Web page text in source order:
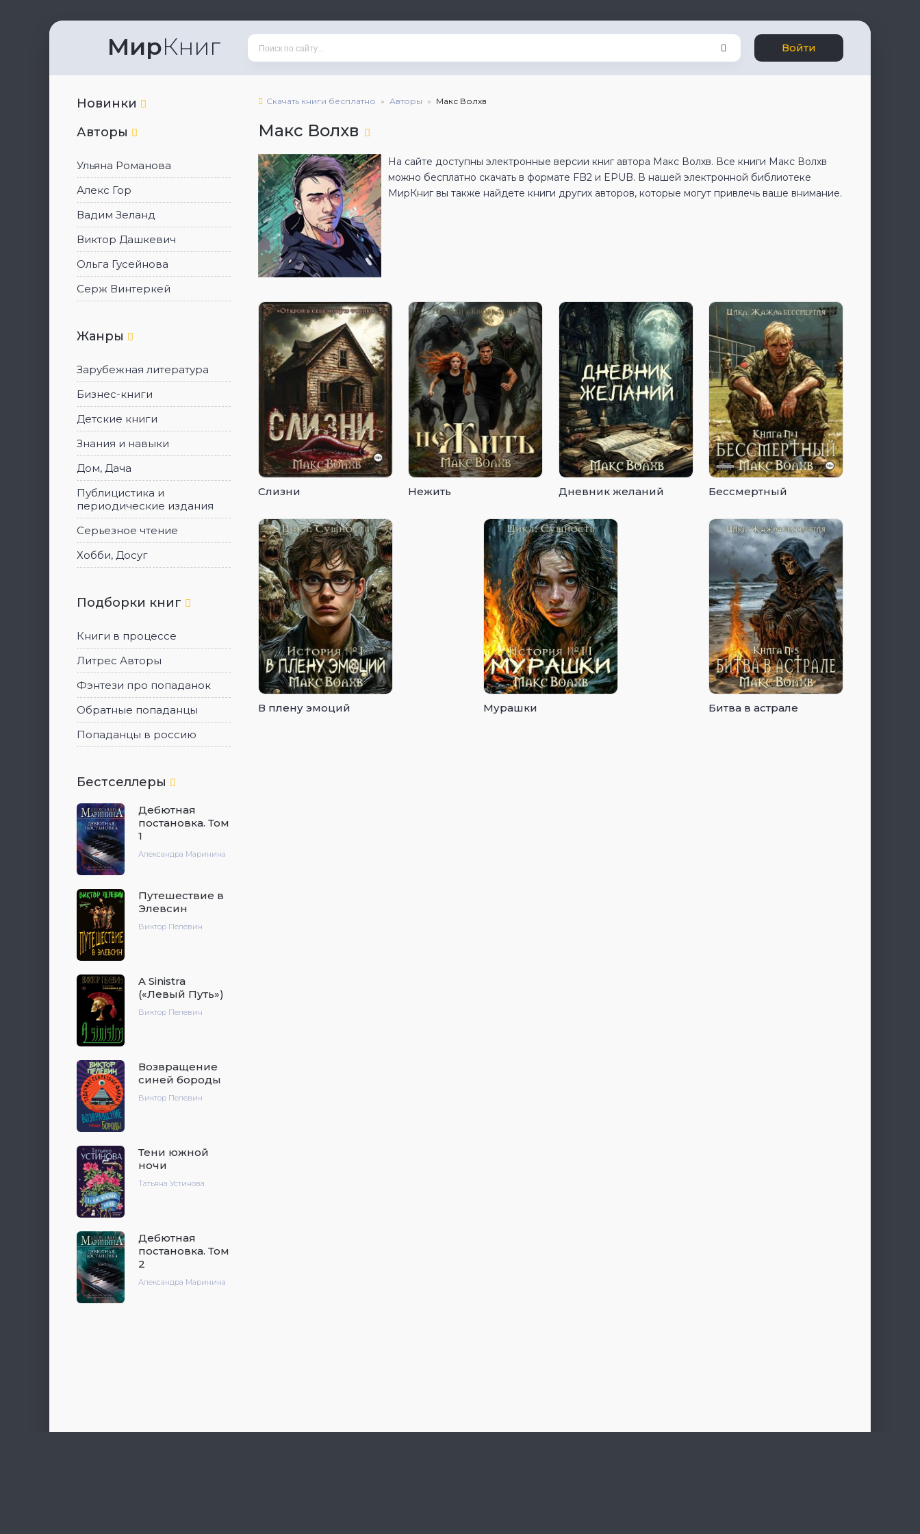
МирКниг Войти
Новинки
Авторы
Ульяна Романова
Алекс Гор
Вадим Зеланд
Виктор Дашкевич
Ольга Гусейнова
Серж Винтеркей
Жанры
Зарубежная литература
Бизнес-книги
Детские книги
Знания и навыки
Дом, Дача
Публицистика и
периодические издания
Серьезное чтение
Хобби, Досуг
Подборки книг
Книги в процессе
Литрес Авторы
Фэнтези про попаданок
Обратные попаданцы
Попаданцы в россию
Бестселлеры
Дебютная
постановка. Том
1
Александра Маринина
Путешествие в
Элевсин
Виктор Пелевин
A Sinistra
(«Левый Путь»)
Виктор Пелевин
Возвращение
синей бороды
Виктор Пелевин
Тени южной
ночи
Татьяна Устинова
Дебютная
постановка. Том
2
Александра Маринина
Скачать книги бесплатно Авторы Макс Волхв
Макс Волхв
На сайте доступны электронные версии книг автора Макс Волхв. Все книги Макс Волхв
можно бесплатно скачать в формате FB2 и EPUB. В нашей электронной библиотеке
МирКниг вы также найдете книги других авторов, которые могут привлечь ваше внимание.
Слизни Нежить Дневник желаний Бессмертный
В плену эмоций Мурашки Битва в астрале